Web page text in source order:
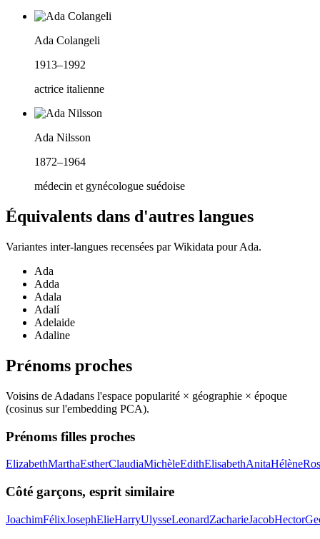
Ada Colangeli
1913–1992
actrice italienne
Ada Nilsson
1872–1964
médecin et gynécologue suédoise
Équivalents dans d'autres langues
Variantes inter-langues recensées par Wikidata pourAda.
Ada
Adda
Adala
Adalí
Adelaide
Adaline
Prénoms proches
Voisins de Adadans l'espace popularité × géographie × époque
(cosinus sur l'embedding PCA).
Prénoms filles proches
ElizabethMarthaEstherClaudiaMichèleEdithElisabethAnitaHélène
Côté garçons, esprit similaire
JoachimFélixJosephElieHarryUlysseLeonardZacharieJacobHector